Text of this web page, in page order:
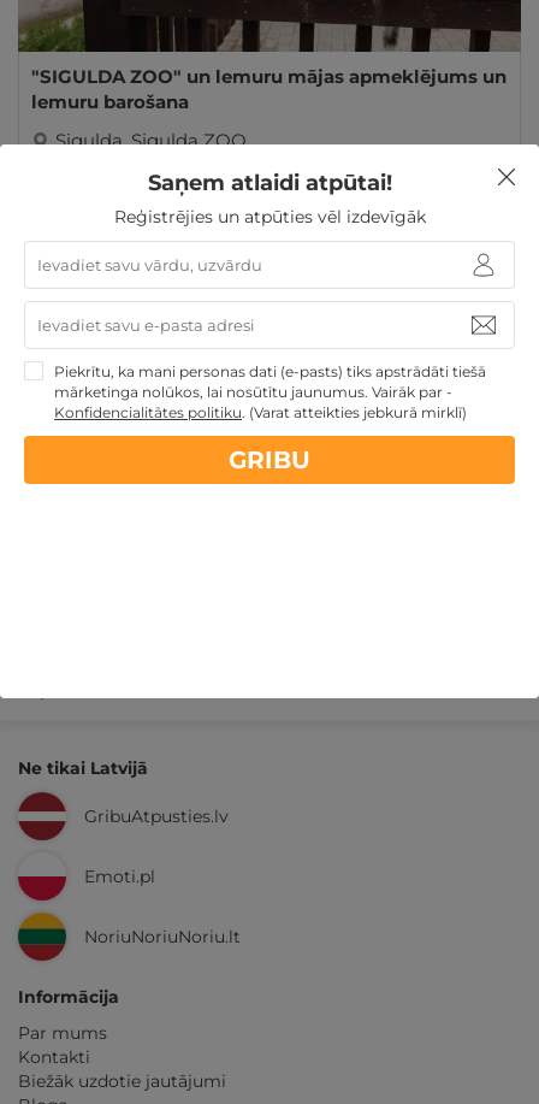
"SIGULDA ZOO" un lemuru mājas apmeklējums un
lemuru barošana
Sigulda,Sigulda ZOO
Ziemassvētku dāvanas
Dāvanas Sieviešu dienā
Dāvanas Mātes dienā
apkalpošanas un administrācijas
Ne tikai Latvijā
GribuAtpusties.lv
Emoti.pl
NoriuNoriuNoriu.lt
Informācija
Par mums
Kontakti
Biežāk uzdotie jautājumi
Saņem atlaidi atpūtai!
Reģistrējies un atpūties vēl izdevīgāk
Piekrītu, ka mani personas dati (e-pasts) tiks apstrādāti tiešā
mārketinga nolūkos, lai nosūtītu jaunumus. Vairāk par -
Konfidencialitātes politiku. (Varat atteikties jebkurā mirklī)
GRIBU